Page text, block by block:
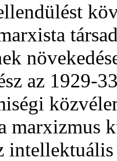
az 1929-
marxizmus